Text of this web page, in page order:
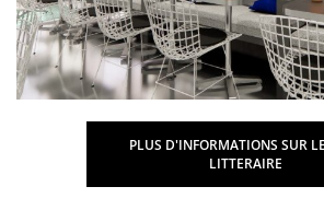
PLUS D'INFORMATIONS SUR
LITTERAIRE